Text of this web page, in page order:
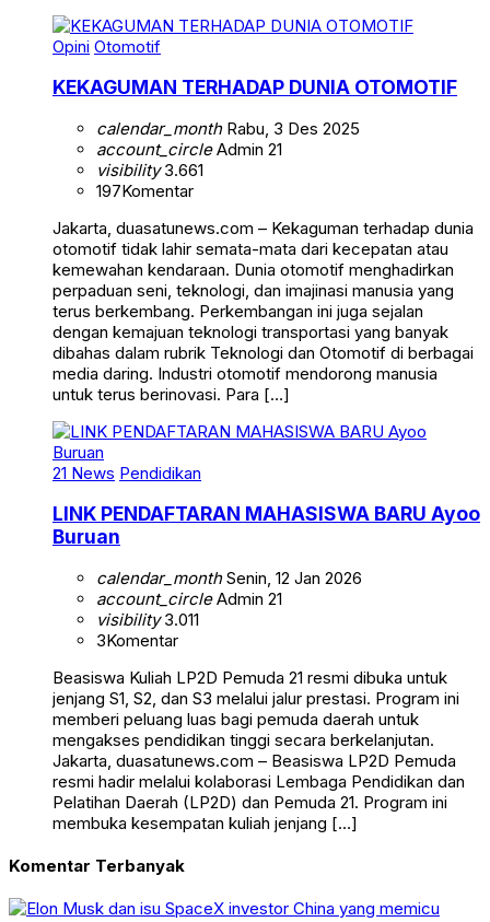
Opini Otomotif
KEKAGUMAN TERHADAP DUNIA OTOMOTIF
calendar_monthRabu, 3 Des 2025
account_circleAdmin 21
visibility3.661
197Komentar
Jakarta, duasatunews.com – Kekaguman terhadap dunia
otomotif tidak lahir semata-mata dari kecepatan atau
kemewahan kendaraan. Dunia otomotif menghadirkan
perpaduan seni, teknologi, dan imajinasi manusia yang
terus berkembang. Perkembangan ini juga sejalan
dengan kemajuan teknologi transportasi yang banyak
dibahas dalam rubrik Teknologi dan Otomotif di berbagai
media daring. Industri otomotif mendorong manusia
untuk terus berinovasi. Para […]
21 News Pendidikan
LINK PENDAFTARAN MAHASISWA BARU Ayoo
Buruan
calendar_monthSenin, 12 Jan 2026
account_circleAdmin 21
visibility3.011
3Komentar
Beasiswa Kuliah LP2D Pemuda 21 resmi dibuka untuk
jenjang S1, S2, dan S3 melalui jalur prestasi. Program ini
memberi peluang luas bagi pemuda daerah untuk
mengakses pendidikan tinggi secara berkelanjutan.
Jakarta, duasatunews.com – Beasiswa LP2D Pemuda
resmi hadir melalui kolaborasi Lembaga Pendidikan dan
Pelatihan Daerah (LP2D) dan Pemuda 21. Program ini
membuka kesempatan kuliah jenjang […]
Komentar Terbanyak